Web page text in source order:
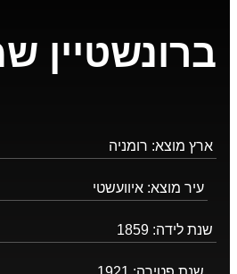
ברונשטיין
ארץ מוצא: רומניה
עיר מוצא: איוועשטי
שנת לידה: 1859